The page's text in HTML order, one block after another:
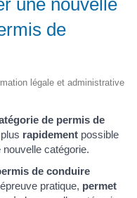
de
légale et administrative
de permis de
rapidement possible
catégorie.
de conduire
pratique, permet